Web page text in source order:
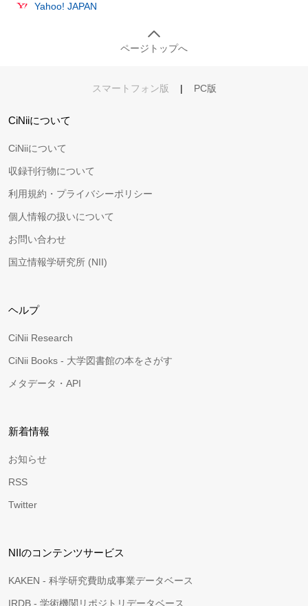
Yahoo! JAPAN
ページトップへ
スマートフォン版 | PC版
CiNiiについて
CiNiiについて
収録刊行物について
利用規約・プライバシーポリシー
個人情報の扱いについて
お問い合わせ
国立情報学研究所 (NII)
ヘルプ
CiNii Research
CiNii Books - 大学図書館の本をさがす
メタデータ・API
新着情報
お知らせ
RSS
Twitter
NIIのコンテンツサービス
KAKEN - 科学研究費助成事業データベース
IRDB - 学術機関リポジトリデータベース